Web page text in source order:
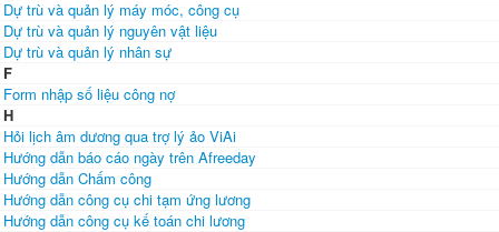
Dự trù và quản lý máy móc, công cụ
Dự trù và quản lý nguyên vật liệu
Dự trù và quản lý nhân sự
F
Form nhập số liệu công nợ
H
Hỏi lịch âm dương qua trợ lý ảo ViAi
Hướng dẫn báo cáo ngày trên Afreeday
Hướng dẫn Chấm công
Hướng dẫn công cụ chi tạm ứng lương
Hướng dẫn công cụ kế toán chi lương